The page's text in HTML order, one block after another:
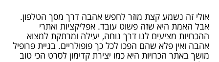
אולי זה נשמע קצת מוזר לחפש אהבה דרך מסך הטלפון.
אבל האמת היא שזה פשוט עובד. אפליקציות ואתרי
ההכרויות מציעים לנו דרך נוחה, יעילה ומרתקת למצוא
אהבה ואין פלא שהם הפכו לכל כך פופולריים. בניית פרופיל
מושך באתר הכרויות היא כמו יצירת קדימון לסרט הכי טוב